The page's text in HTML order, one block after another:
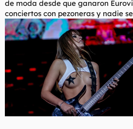
de moda desde que ganaron
conciertos con pezoneras y nadie